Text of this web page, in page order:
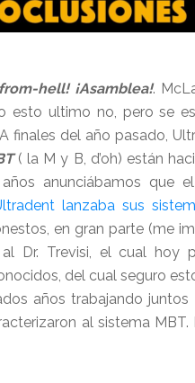
hell! ¡Asamblea!.
esto ultimo no, pero se
finales del año pasado,
( la M y B, d’oh) están
anunciábamos que el
lanzaba sus
en gran parte (me
Dr. Trevisi, el cual hoy
del cual seguro
años trabajando
al sistema MBT.